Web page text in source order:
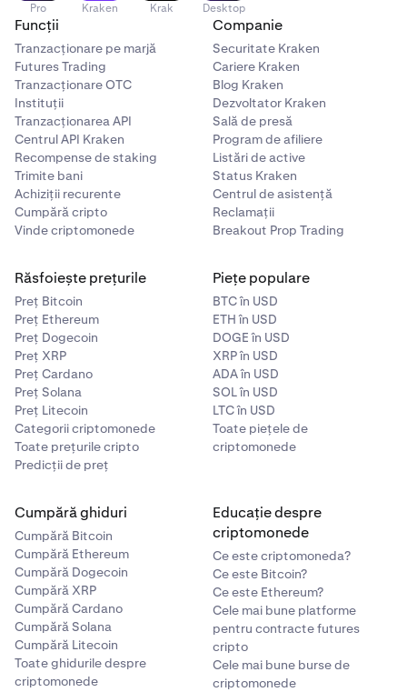
Pro Kraken Krak Desktop
Funcții
Tranzacționare pe marjă
Futures Trading
Tranzacționare OTC
Instituții
Tranzacționarea API
Centrul API Kraken
Recompense de staking
Trimite bani
Achiziții recurente
Cumpără cripto
Vinde criptomonede
Companie
Securitate Kraken
Cariere Kraken
Blog Kraken
Dezvoltator Kraken
Sală de presă
Program de afiliere
Listări de active
Status Kraken
Centrul de asistență
Reclamații
Breakout Prop Trading
Răsfoiește prețurile
Preț Bitcoin
Preț Ethereum
Preț Dogecoin
Preț XRP
Preț Cardano
Preț Solana
Preț Litecoin
Categorii criptomonede
Toate prețurile cripto
Predicții de preț
Piețe populare
BTC în USD
ETH în USD
DOGE în USD
XRP în USD
ADA în USD
SOL în USD
LTC în USD
Toate piețele de
criptomonede
Cumpără ghiduri
Cumpără Bitcoin
Cumpără Ethereum
Cumpără Dogecoin
Cumpără XRP
Cumpără Cardano
Cumpără Solana
Cumpără Litecoin
Toate ghidurile despre
criptomonede
Educație despre
criptomonede
Ce este criptomoneda?
Ce este Bitcoin?
Ce este Ethereum?
Cele mai bune platforme
pentru contracte futures
cripto
Cele mai bune burse de
criptomonede